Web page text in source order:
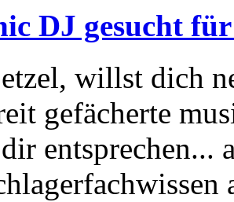
DJ gesucht
etzel, willst dich
gefächerte
entsprechen...